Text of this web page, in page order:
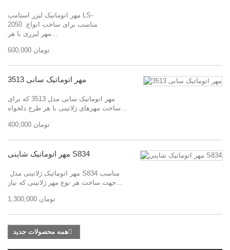
مهر اتوماتیک لیزر استامپ LS-
2050 مناسب برای ساخت انواع
مهر لیزری با هر...
600,000 تومان
مهر اتوماتیک سانی 3513
مهر اتوماتیک سانی مدل 3513 که برای
ساخت مهرهای ژلاتینی با هر طرح دلخواه...
400,000 تومان
مهر اتوماتیک شاینی S834
جهت ساخت هر نوع مهر ژلاتینی که نیاز...
1,300,000 تومان
همه محصولات جدید